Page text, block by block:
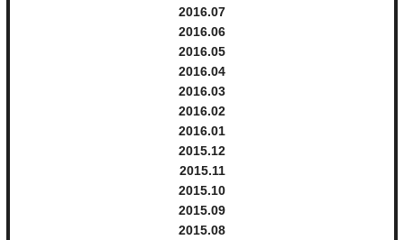
2016. 7
2016. 6
2016. 5
2016. 4
2016. 3
2016. 2
2016.
1
2015.12
2015.11
2015.10
2015. 9
2015. 8